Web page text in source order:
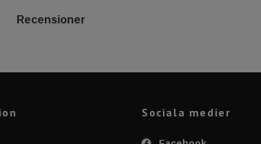
Recensioner
Sociala medier